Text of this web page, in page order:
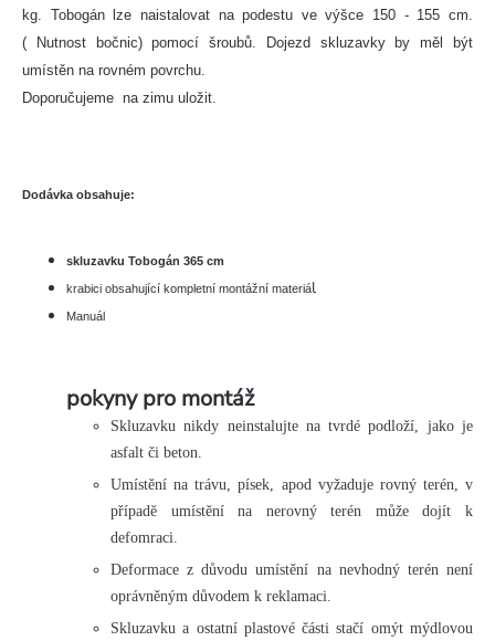
kg. Tobogán lze naistalovat na podestu ve výšce 150 - 155 cm.
( Nutnost bočnic) pomocí šroubů. Dojezd skluzavky by měl být
umístěn na rovném povrchu.
Doporučujeme na zimu uložit.
Dodávka obsahuje:
skluzavku Tobogán 365 cm
krabici obsahující kompletní montážní materiál
Manuál
pokyny pro montáž
Skluzavku nikdy neinstalujte na tvrdé podloží, jako je
asfalt či beton.
Umístění na trávu, písek, apod vyžaduje rovný terén, v
případě umístění na nerovný terén může dojít k
defomraci.
Deformace z důvodu umístění na nevhodný terén není
oprávněným důvodem k reklamaci.
Skluzavku a ostatní plastové části stačí omýt mýdlovou